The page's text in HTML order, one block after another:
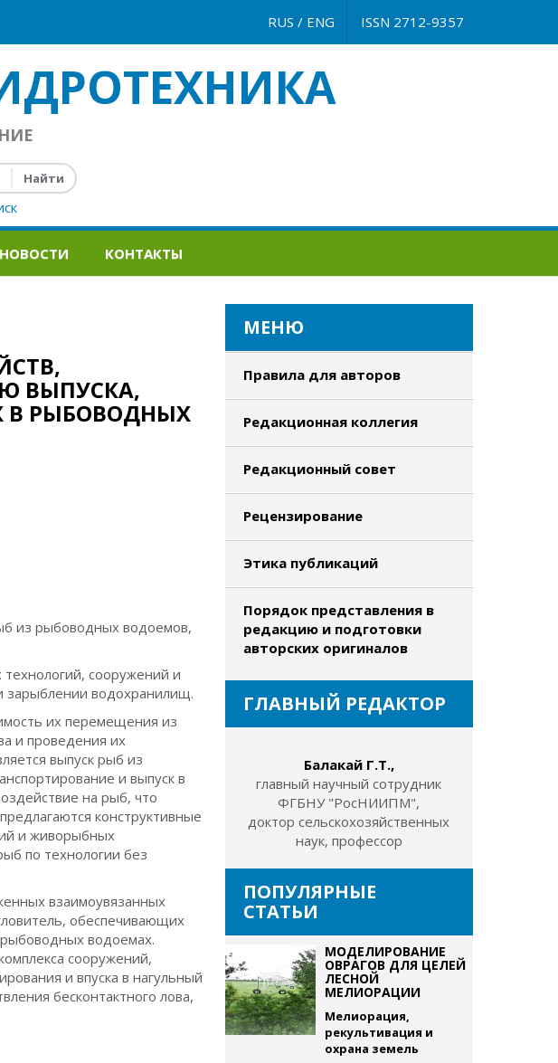
ISSN 2712-9357
RUS / ENG
НОВОСТИ КОНТАКТЫ
ВЫПУСКА,
В РЫБОВОДНЫХ
из рыбоводных водоемов,
сооружений и
зарыблении водохранилищ.
их перемещения из
и проведения их
выпуск рыб из
и выпуск в
на рыб, что
конструктивные
и живорыбных
по технологии без
взаимоувязанных
обеспечивающих
водоемах.
сооружений,
и впуска в нагульный
бесконтактного лова,
МЕНЮ
Правила для авторов
Редакционная коллегия
Редакционный совет
Рецензирование
Этика публикаций
Порядок представления в
редакцию и подготовки
авторских оригиналов
ГЛАВНЫЙ РЕДАКТОР
Балакай Г.Т.,
главный научный сотрудник
ФГБНУ "РосНИИПМ",
доктор сельскохозяйственных
наук, профессор
ПОПУЛЯРНЫЕ
СТАТЬИ
МОДЕЛИРОВАНИЕ
ОВРАГОВ ДЛЯ ЦЕЛЕЙ
ЛЕСНОЙ
МЕЛИОРАЦИИ
Мелиорация,
рекультивация и
охрана земель